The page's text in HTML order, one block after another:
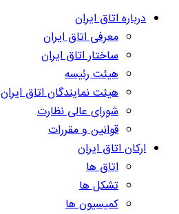
درباره اتاق ایران
معرفی اتاق ایران
ساختار اتاق ایران
هیئت رئیسه
هیئت نمایندگان اتاق ایران
شورای عالی نظارت
قوانین و مقررات
ارکان اتاق ایران
اتاق ها
تشکل ها
کمیسیون ها